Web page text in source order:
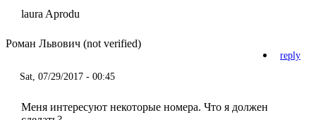
laura Aprodu
reply
Роман Львович (not verified)
Sat, 07/29/2017 - 00:45
Меня интересуют некоторые номера. Что я должен